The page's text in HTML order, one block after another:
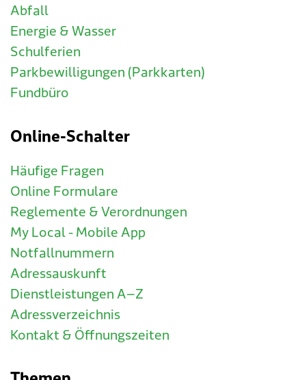
Abfall
Energie & Wasser
Schulferien
Parkbewilligungen (Parkkarten)
Fundbüro
Online-Schalter
Häufige Fragen
Online Formulare
Reglemente & Verordnungen
My Local - Mobile App
Notfallnummern
Adressauskunft
Dienstleistungen A–Z
Adressverzeichnis
Kontakt & Öffnungszeiten